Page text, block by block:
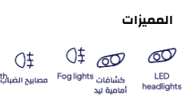
المميزات